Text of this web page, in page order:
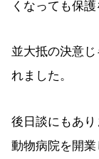
くなっても保護
並大抵の決意
れました。
後日談にもあ
動物病院を開